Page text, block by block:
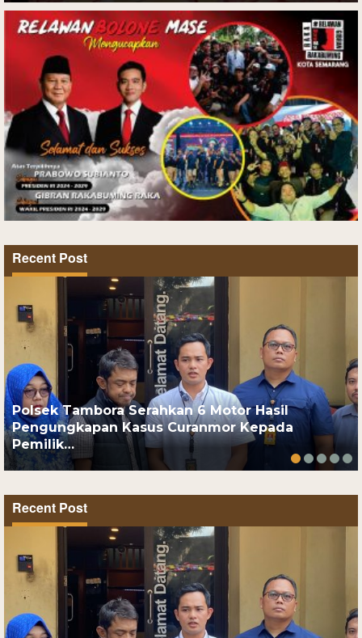
Recent Post
Polsek Tambora Serahkan 6 Motor Hasil
Pengungkapan Kasus Curanmor Kepada
Pemilik…
Recent Post